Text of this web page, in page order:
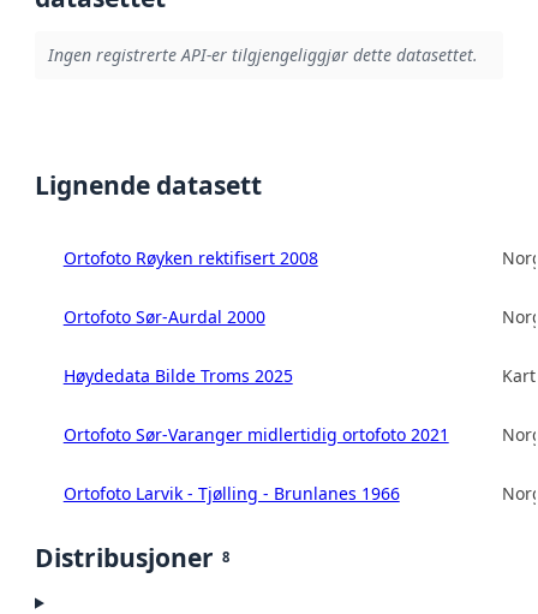
Ingen registrerte API-er tilgjengeliggjør dette datasettet.
Lignende datasett
Ortofoto Røyken rektifisert 2008
Ortofoto Sør-Aurdal 2000
Høydedata Bilde Troms 2025
Ortofoto Sør-Varanger midlertidig ortofoto 2021
Ortofoto Larvik - Tjølling - Brunlanes 1966
Distribusjoner 8